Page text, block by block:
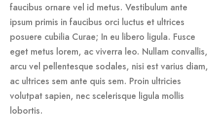
faucibus ornare vel id metus. Vestibulum ante
ipsum primis in faucibus orci luctus et ultrices
posuere cubilia Curae; In eu libero ligula. Fusce
eget metus lorem, ac viverra leo. Nullam convallis,
arcu vel pellentesque sodales, nisi est varius diam,
ac ultrices sem ante quis sem. Proin ultricies
volutpat sapien, nec scelerisque ligula mollis
lobortis.